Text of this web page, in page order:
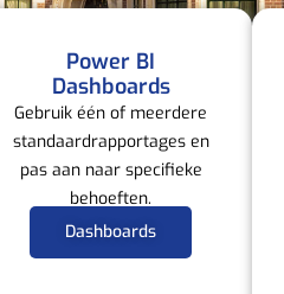
Power BI
Dashboards​
Gebruik één of meerdere
standaardrapportages en
pas aan naar specifieke
behoeften.
Dashboards